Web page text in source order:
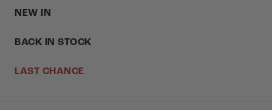
NEW IN
BACK IN STOCK
LAST CHANCE